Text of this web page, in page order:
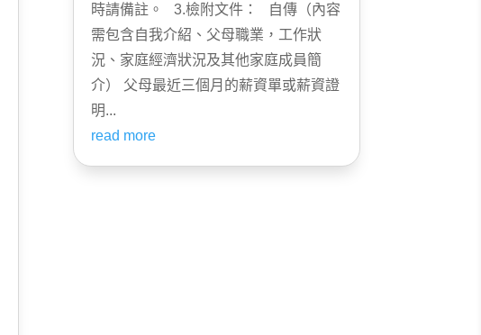
時請備註。 3.檢附文件： 自傳（內容
需包含自我介紹、父母職業，工作狀
況、家庭經濟狀況及其他家庭成員簡
介） 父母最近三個月的薪資單或薪資證
明...
read more